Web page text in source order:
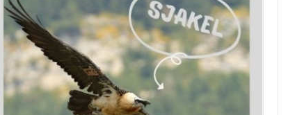
opciones
se
pueden
elegir
en
la
página